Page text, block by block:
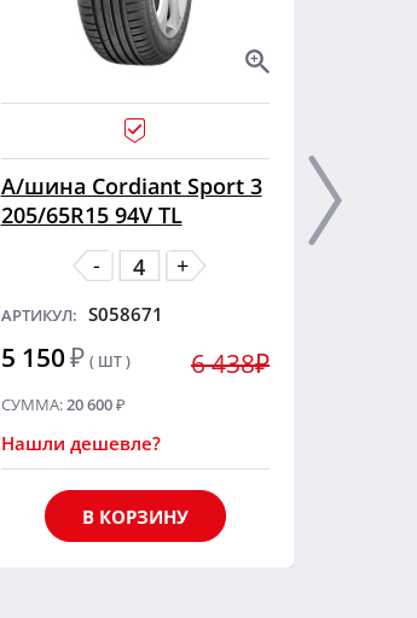
А/шина Cordiant Sport 3
205/65R15 94V TL
-
+
АРТИКУЛ: S058671
5 150₽ ( ШТ ) 6 438₽
СУММА: 20 600₽
Нашли дешевле?
В КОРЗИНУ